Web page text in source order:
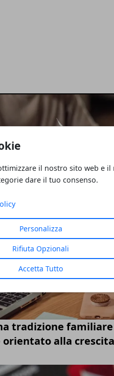
il nostro sito web e il
dare il tuo consenso.
Personalizza
Rifiuta Opzionali
Accetta Tutto
tradizione
alla